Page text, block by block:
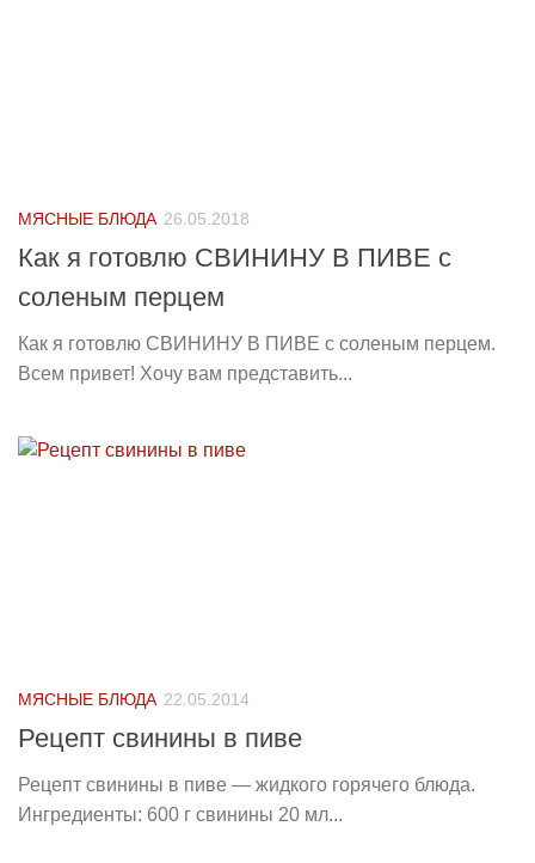
МЯСНЫЕ БЛЮДА 26.05.2018
Как я готовлю СВИНИНУ В ПИВЕ с
соленым перцем
Как я готовлю СВИНИНУ В ПИВЕ с соленым перцем.
Всем привет! Хочу вам представить...
МЯСНЫЕ БЛЮДА 22.05.2014
Рецепт свинины в пиве
Рецепт свинины в пиве — жидкого горячего блюда.
Ингредиенты: 600 г свинины 20 мл...